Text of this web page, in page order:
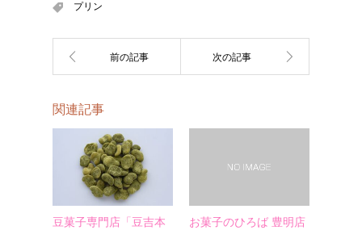
プリン
関連記事
豆菓子専門店「豆吉本
お菓子のひろば 豊明店